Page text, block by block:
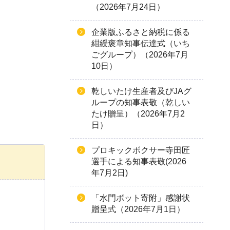
（2026年7月24日）
企業版ふるさと納税に係る
紺綬褒章知事伝達式（いち
ごグループ）（2026年7月
10日）
乾しいたけ生産者及びJAグ
ループの知事表敬（乾しい
たけ贈呈）（2026年7月2
日）
プロキックボクサー寺田匠
選手による知事表敬(2026
年7月2日)
「水門ボット寄附」感謝状
贈呈式（2026年7月1日）